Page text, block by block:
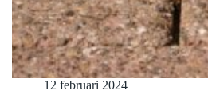
12 februari 2024